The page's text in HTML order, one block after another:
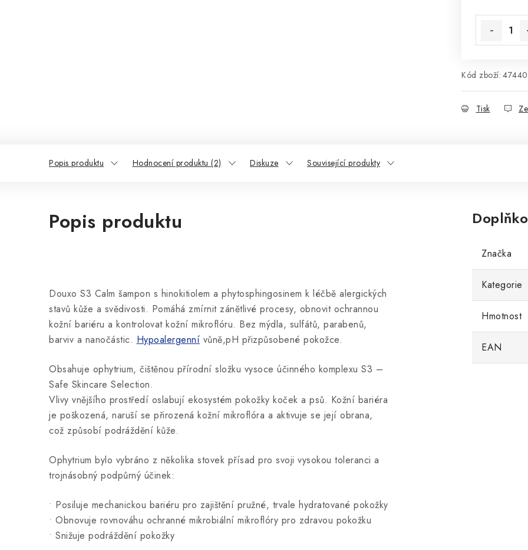
Kód zboží: 47440
Tisk
Popis produktu Hodnocení produktu (2) Diskuze Související produkty
Popis produktu
Douxo S3 Calm šampon s hinokitiolem a phytosphingosinem k léčbě alergických
stavů kůže a svědivosti. Pomáhá zmírnit zánětlivé procesy, obnovit ochrannou
kožní bariéru a kontrolovat kožní mikroflóru. Bez mýdla, sulfátů, parabenů,
barviv a nanočástic. Hypoalergenní vůně,pH přizpůsobené pokožce.
Obsahuje ophytrium, čištěnou přírodní složku vysoce účinného komplexu S3 –
Safe Skincare Selection.
Vlivy vnějšího prostředí oslabují ekosystém pokožky koček a psů. Kožní bariéra
je poškozená, naruší se přirozená kožní mikroflóra a aktivuje se její obrana,
což způsobí podráždění kůže.
Ophytrium bylo vybráno z několika stovek přísad pro svoji vysokou toleranci a
trojnásobný podpůrný účinek:
• Posiluje mechanickou bariéru pro zajištění pružné, trvale hydratované pokožky
• Obnovuje rovnováhu ochranné mikrobiální mikroflóry pro zdravou pokožku
• Snižuje podráždění pokožky
Značka
Kategorie
Hmotnost
EAN